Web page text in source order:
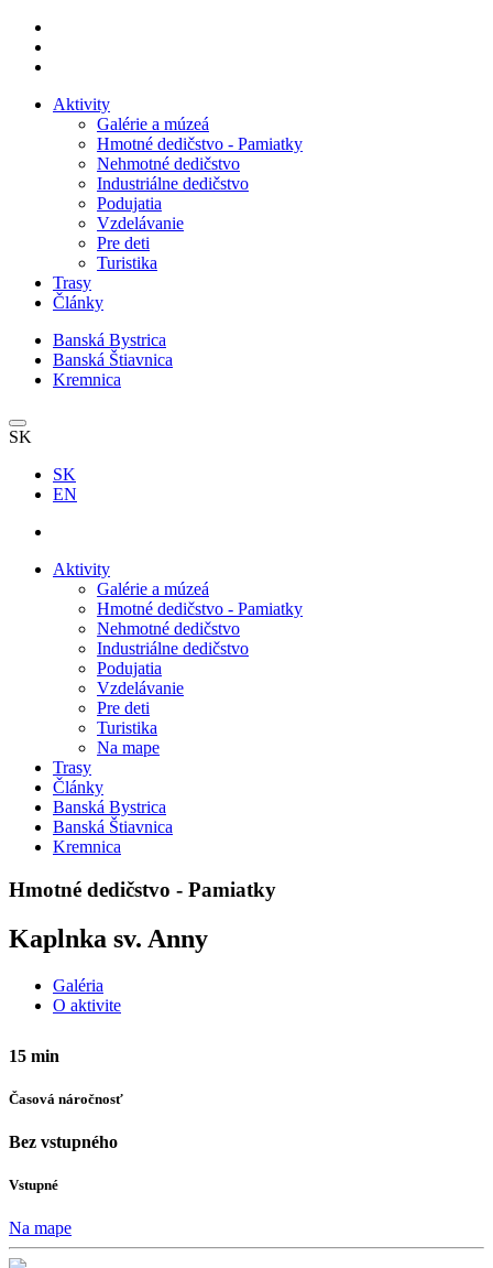
Aktivity
Galérie a múzeá
Hmotné dedičstvo - Pamiatky
Nehmotné dedičstvo
Industriálne dedičstvo
Podujatia
Vzdelávanie
Pre deti
Turistika
Trasy
Články
Banská Bystrica
Banská Štiavnica
Kremnica
SK
SK
EN
Aktivity
Galérie a múzeá
Hmotné dedičstvo - Pamiatky
Nehmotné dedičstvo
Industriálne dedičstvo
Podujatia
Vzdelávanie
Pre deti
Turistika
Na mape
Trasy
Články
Banská Bystrica
Banská Štiavnica
Kremnica
Hmotné dedičstvo - Pamiatky
Kaplnka sv. Anny
Galéria
O aktivite
15 min
Časová náročnosť
Bez vstupného
Vstupné
Na mape